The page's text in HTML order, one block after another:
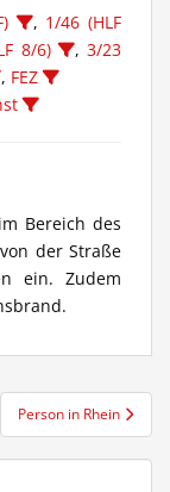
, 1/46 (HLF
8/6) ,3/23
, FEZ
Bereich des
der Straße
ein. Zudem
Person in Rhein